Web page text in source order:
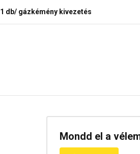
1 db/ gázkémény kivezetés
Mondd el a